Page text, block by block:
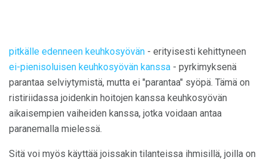
pitkälle edenneen keuhkosyövän - erityisesti kehittyneen
ei-pienisoluisen keuhkosyövän kanssa - pyrkimyksenä
parantaa selviytymistä, mutta ei "parantaa" syöpä. Tämä on
ristiriidassa joidenkin hoitojen kanssa keuhkosyövän
aikaisempien vaiheiden kanssa, jotka voidaan antaa
paranemalla mielessä.
Sitä voi myös käyttää joissakin tilanteissa ihmisillä, joilla on